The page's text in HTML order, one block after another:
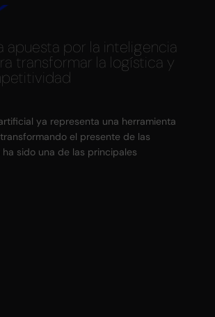
apuesta por la inteligencia
transformar la logística y
ya representa una herramienta
el presente de las
ha sido una de las principales